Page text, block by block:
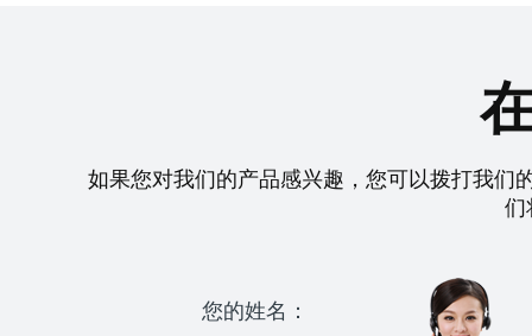
如果您对我们的产品感兴趣，您可以拨打我们
们
您的姓名：